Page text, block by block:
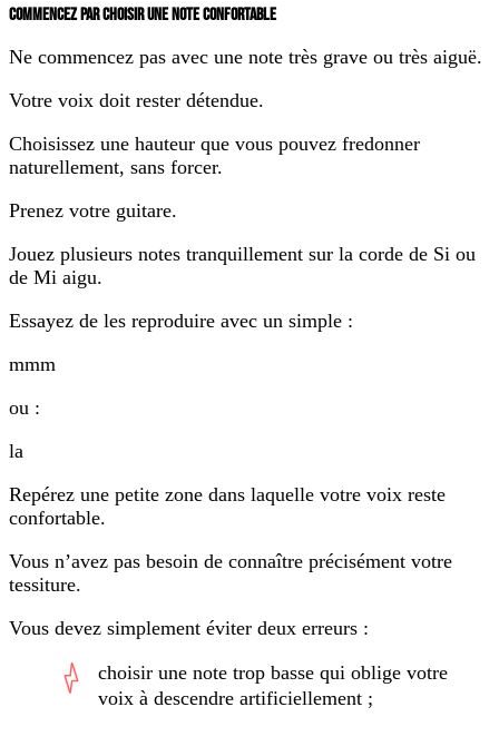
COMMENCEZ PAR CHOISIR UNE NOTE CONFORTABLE
Ne commencez pas avec une note très grave ou très aiguë.
Votre voix doit rester détendue.
Choisissez une hauteur que vous pouvez fredonner
naturellement, sans forcer.
Prenez votre guitare.
Jouez plusieurs notes tranquillement sur la corde de Si ou
de Mi aigu.
Essayez de les reproduire avec un simple :
mmm
ou :
la
Repérez une petite zone dans laquelle votre voix reste
confortable.
Vous n’avez pas besoin de connaître précisément votre
tessiture.
Vous devez simplement éviter deux erreurs :
choisir une note trop basse qui oblige votre
voix à descendre artificiellement ;